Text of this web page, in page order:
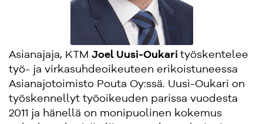
Asianajaja, KTM Joel Uusi-Oukari työskentelee
työ- ja virkasuhdeoikeuteen erikoistuneessa
Asianajotoimisto Pouta Oy:ssä. Uusi-Oukari on
työskennellyt työoikeuden parissa vuodesta
2011 ja hänellä on monipuolinen kokemus